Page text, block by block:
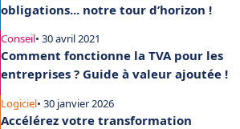
obligations... notre tour d’horizon !
Conseil• 30 avril 2021
Comment fonctionne la TVA pour les
entreprises ? Guide à valeur ajoutée !
Logiciel• 30 janvier 2026
Accélérez votre transformation